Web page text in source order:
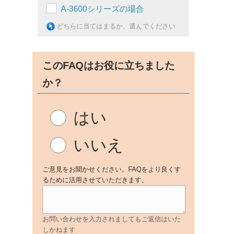
A-3600シリーズの場合
どちらに当てはまるか、選んでください
このFAQはお役に立ちました
か？
はい
いいえ
ご意見をお聞かせください。FAQをより良くす
るために活用させていただきます。
お問い合わせを入力されましてもご返信はいた
しかねます